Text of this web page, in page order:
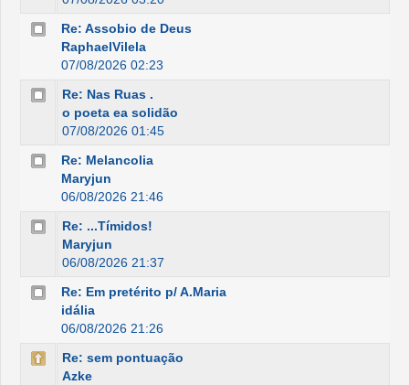
Re: Assobio de Deus
RaphaelVilela
07/08/2026 02:23
Re: Nas Ruas .
o poeta ea solidão
07/08/2026 01:45
Re: Melancolia
Maryjun
06/08/2026 21:46
Re: ...Tímidos!
Maryjun
06/08/2026 21:37
Re: Em pretérito p/ A.Maria
idália
06/08/2026 21:26
Re: sem pontuação
Azke